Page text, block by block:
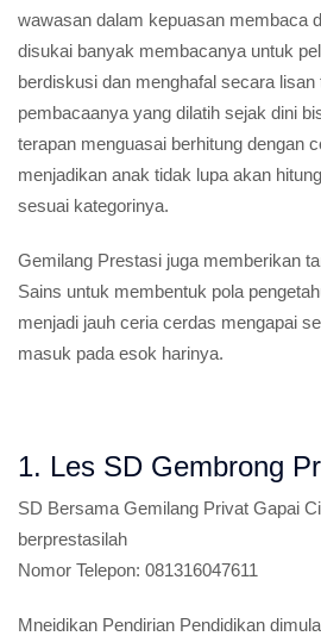
wawasan dalam kepuasan membaca
disukai banyak membacanya untuk
berdiskusi dan menghafal secara
pembacaanya yang dilatih sejak dini
terapan menguasai berhitung dengan
menjadikan anak tidak lupa akan
sesuai kategorinya.
Gemilang Prestasi juga memberikan
Sains untuk membentuk pola
menjadi jauh ceria cerdas mengapai
masuk pada esok harinya.
1. Les SD Gembrong
SD Bersama Gemilang Privat Gapai
berprestasilah
Nomor Telepon: 081316047611
Mneidikan Pendirian Pendidikan